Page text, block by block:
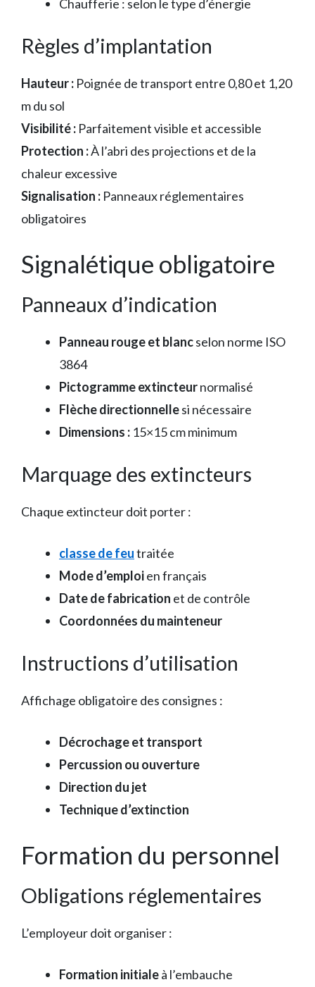
Chaufferie : selon le type d’énergie
Règles d’implantation
Hauteur : Poignée de transport entre 0,80 et 1,20
m du sol
Visibilité : Parfaitement visible et accessible
Protection :À l’abri des projections et de la
chaleur excessive
Signalisation : Panneaux réglementaires
obligatoires
Signalétique obligatoire
Panneaux d’indication
Panneau rouge et blancselon norme ISO
3864
Pictogramme extincteurnormalisé
Flèche directionnellesi nécessaire
Dimensions : 15×15 cm minimum
Marquage des extincteurs
Chaque extincteur doit porter :
classe de feutraitée
Mode d’emploien français
Date de fabrication et de contrôle
Coordonnées du mainteneur
Instructions d’utilisation
Affichage obligatoire des consignes :
Décrochage et transport
Percussion ou ouverture
Direction du jet
Technique d’extinction
Formation du personnel
Obligations réglementaires
L’employeur doit organiser :
Formation initialeà l’embauche